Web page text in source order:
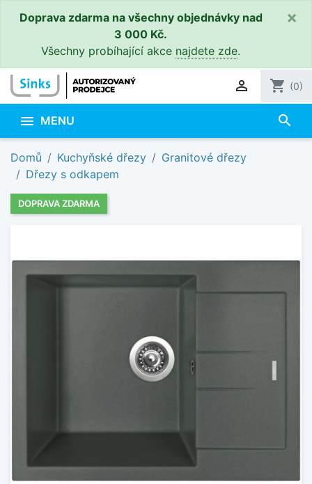
Doprava zdarma na všechny objednávky nad
3 000 Kč.
Všechny probíhající akce najdete zde.
×
 shopping_cart (0)
 MENU search
Domů Kuchyňské dřezy
Granitové dřezy
Dřezy s odkapem
DOPRAVA ZDARMA